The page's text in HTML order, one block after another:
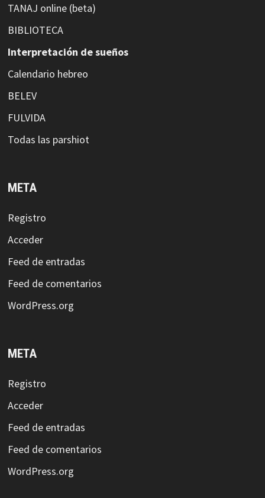
TANAJ online (beta)
BIBLIOTECA
Interpretación de sueños
Calendario hebreo
BELEV
FULVIDA
Todas las parshiot
META
Registro
Acceder
Feed de entradas
Feed de comentarios
WordPress.org
META
Registro
Acceder
Feed de entradas
Feed de comentarios
WordPress.org